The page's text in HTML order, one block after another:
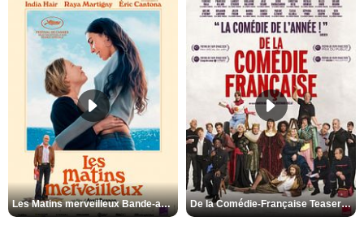
Les Matins merveilleux Bande-annonce VF De la Comédie-Française Teaser VF